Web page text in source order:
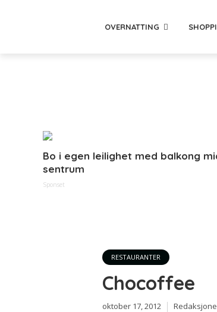
OVERNATTING
Bo i egen leilighet med balkong
sentrum
Sponset
RESTAURANTER
Chocoffee
oktober 17, 2012